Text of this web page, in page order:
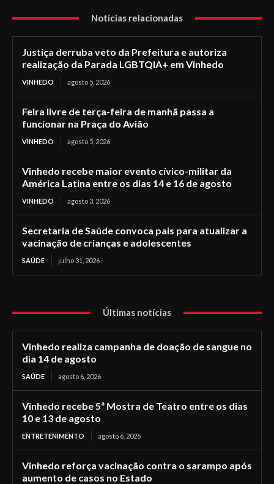
Notícias relacionadas
Justiça derruba veto da Prefeitura e autoriza
realização da Parada LGBTQIA+ em Vinhedo
VINHEDO agosto 5, 2026
Feira livre de terça-feira de manhã passa a
funcionar na Praça do Avião
VINHEDO agosto 5, 2026
Vinhedo recebe maior evento cívico-militar da
América Latina entre os dias 14 e 16 de agosto
VINHEDO agosto 3, 2026
Secretaria de Saúde convoca pais para atualizar a
vacinação de crianças e adolescentes
SAÚDE julho 31, 2026
Últimas notícias
Vinhedo realiza campanha de doação de sangue no
dia 14 de agosto
SAÚDE agosto 6, 2026
Vinhedo recebe 5ª Mostra de Teatro entre os dias
10 e 13 de agosto
ENTRETENIMENTO agosto 6, 2026
Vinhedo reforça vacinação contra o sarampo após
aumento de casos no Estado